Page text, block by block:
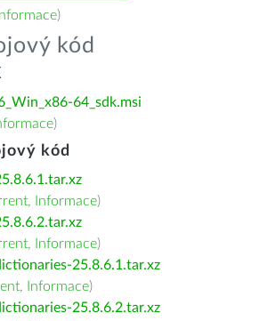
Informace)
kód
64_sdk.msi
)
kód
, Informace)
, Informace)
25.8.6.1.tar.xz
, Informace)
25.8.6.2.tar.xz